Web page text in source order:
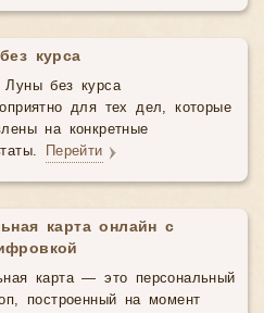
курса
Луны без курса
для тех дел, которые
на конкретные
Перейти
карта онлайн с
карта — это персональный
построенный на момент